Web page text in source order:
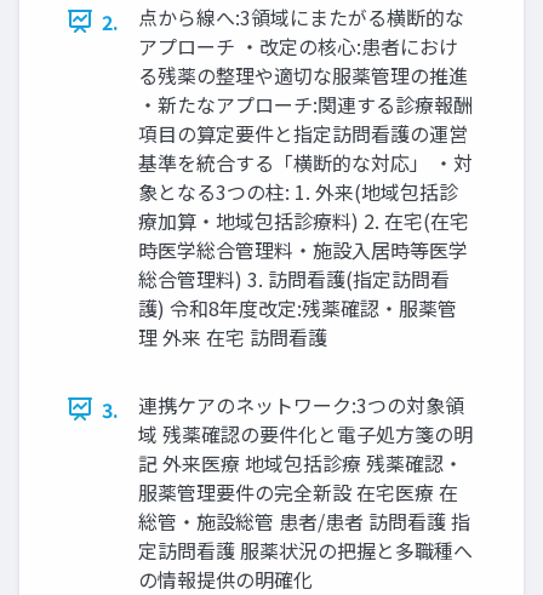
2.
点から線へ:3領域にまたがる横断的な
アプローチ ・改定の核心:患者におけ
る残薬の整理や適切な服薬管理の推進
・新たなアプローチ:関連する診療報酬
項目の算定要件と指定訪問看護の運営
基準を統合する「横断的な対応」 ・対
象となる3つの柱: 1. 外来(地域包括診
療加算・地域包括診療料) 2. 在宅(在宅
時医学総合管理料・施設入居時等医学
総合管理料) 3. 訪問看護(指定訪問看
護) 令和8年度改定:残薬確認・服薬管
理 外来 在宅 訪問看護
3.
連携ケアのネットワーク:3つの対象領
域 残薬確認の要件化と電子処方箋の明
記 外来医療 地域包括診療 残薬確認・
服薬管理要件の完全新設 在宅医療 在
総管・施設総管 患者/患者 訪問看護 指
定訪問看護 服薬状況の把握と多職種へ
の情報提供の明確化